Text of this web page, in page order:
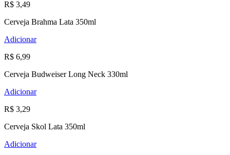
R$ 3,49
Cerveja Brahma Lata 350ml
Adicionar
R$ 6,99
Cerveja Budweiser Long Neck 330ml
Adicionar
R$ 3,29
Cerveja Skol Lata 350ml
Adicionar